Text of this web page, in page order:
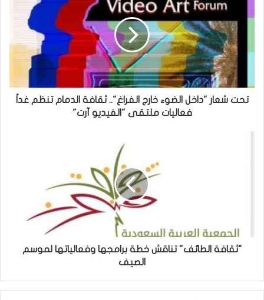
تحت شعار "داخل الضوء خارج الفراغ".. ثقافة الدمام تنظم غداً
فعاليات ملتقى "الفيديو آرت"
"ثقافة الطائف" تناقش خطة برامجها وفعالياتها لموسم
الصيف